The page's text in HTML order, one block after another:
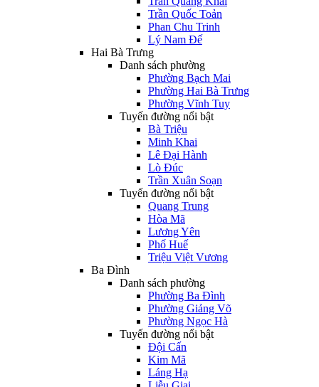
Trần Quốc Toản
Phan Chu Trinh
Lý Nam Đế
Hai Bà Trưng
Danh sách phường
Phường Bạch Mai
Phường Hai Bà Trưng
Phường Vĩnh Tuy
Tuyến đường nổi bật
Bà Triệu
Minh Khai
Lê Đại Hành
Lò Đúc
Trần Xuân Soạn
Tuyến đường nổi bật
Quang Trung
Hòa Mã
Lương Yên
Phố Huế
Triệu Việt Vương
Ba Đình
Danh sách phường
Phường Ba Đình
Phường Giảng Võ
Phường Ngọc Hà
Tuyến đường nổi bật
Đội Cấn
Kim Mã
Láng Hạ